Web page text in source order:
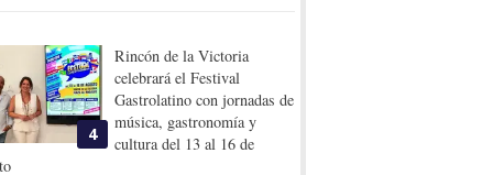
4
Rincón de la Victoria
celebrará el Festival
Gastrolatino con jornadas de
música, gastronomía y
cultura del 13 al 16 de